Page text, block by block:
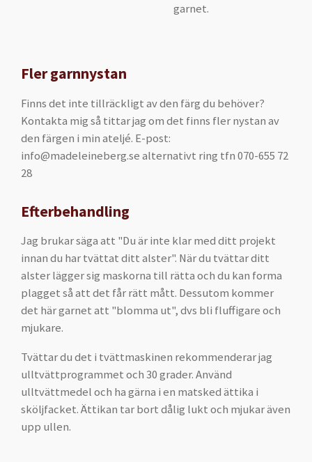
garnet.
Fler garnnystan
Finns det inte tillräckligt av den färg du behöver?
Kontakta mig så tittar jag om det finns fler nystan av
den färgen i min ateljé. E-post:
info@madeleineberg.se alternativt ring tfn 070-655 72
28
Efterbehandling
Jag brukar säga att "Du är inte klar med ditt projekt
innan du har tvättat ditt alster". När du tvättar ditt
alster lägger sig maskorna till rätta och du kan forma
plagget så att det får rätt mått. Dessutom kommer
det här garnet att "blomma ut", dvs bli fluffigare och
mjukare.
Tvättar du det i tvättmaskinen rekommenderar jag
ulltvättprogrammet och 30 grader. Använd
ulltvättmedel och ha gärna i en matsked ättika i
sköljfacket. Ättikan tar bort dålig lukt och mjukar även
upp ullen.